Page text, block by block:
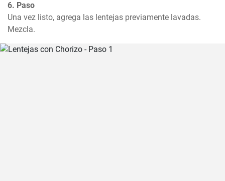
6. Paso
Una vez listo, agrega las lentejas previamente lavadas.
Mezcla.